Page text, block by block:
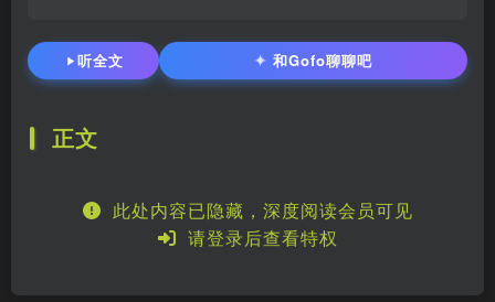
听全文 ✦和Gofo聊聊吧
正文
此处内容已隐藏，深度阅读会员可见
请登录后查看特权